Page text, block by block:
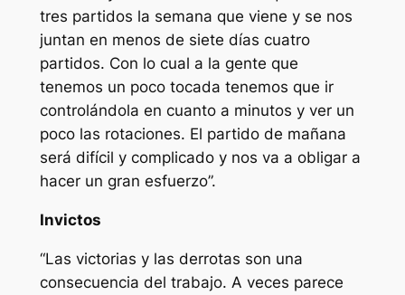
tres partidos la semana que viene y se nos
juntan en menos de siete días cuatro
partidos. Con lo cual a la gente que
tenemos un poco tocada tenemos que ir
controlándola en cuanto a minutos y ver un
poco las rotaciones. El partido de mañana
será difícil y complicado y nos va a obligar a
hacer un gran esfuerzo”.
Invictos
“Las victorias y las derrotas son una
consecuencia del trabajo. A veces parece